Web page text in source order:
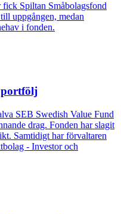
Spiltan Småbolagsfond
uppgången, medan
i fonden.
SEB Swedish Value Fund
drag. Fonden har slagit
Samtidigt har förvaltaren
- Investor och